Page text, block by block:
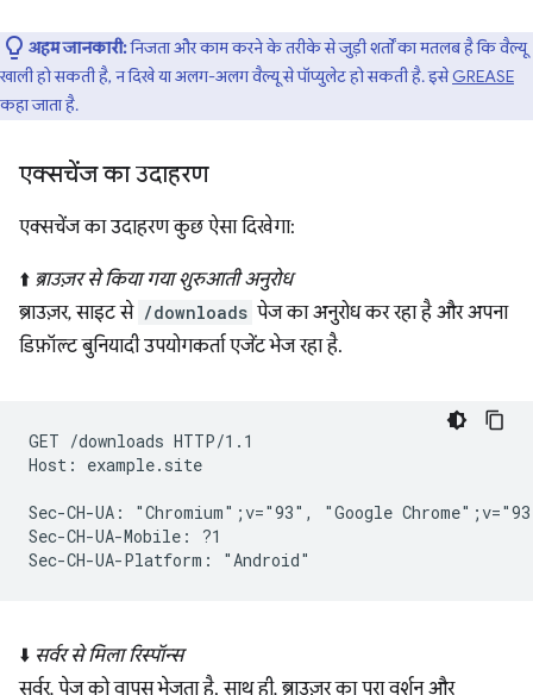
अहम जानकारी:निजता और काम करने के तरीके से जुड़ी शर्तों का मतलब है कि वैल्यू
खाली हो सकती है, न दिखे या अलग-अलग वैल्यू से पॉप्युलेट हो सकती है. इसेGREASE
कहा जाता है.
एक्सचेंज का उदाहरण
एक्सचेंज का उदाहरण कुछ ऐसा दिखेगा:
⬆️ ब्राउज़र से किया गया शुरुआती अनुरोध
ब्राउज़र, साइट से /downloads पेज का अनुरोध कर रहा है और अपना
डिफ़ॉल्ट बुनियादी उपयोगकर्ता एजेंट भेज रहा है.
GET /downloads HTTP/1.1
Host: example.site
Sec-CH-UA: "Chromium";v="93", "Google
Sec-CH-UA-Mobile: ?1
⬇️ सर्वर से मिला रिस्पॉन्स
सर्वर, पेज को वापस भेजता है. साथ ही, ब्राउज़र का पूरा वर्शन और